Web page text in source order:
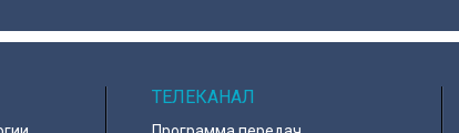
ТЕЛЕКАНАЛ